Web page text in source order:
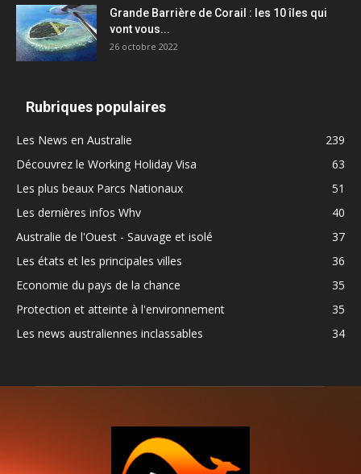
Grande Barrière de Corail : les 10 îles qui
vont vous...
26 octobre 2022
Rubriques populaires
Les News en Australie
239
Découvrez le Working Holiday Visa
63
Les plus beaux Parcs Nationaux
51
Les dernières infos Whv
40
Australie de l'Ouest - Sauvage et isolé
37
Les états et les principales villes
36
Economie du pays de la chance
35
Protection et atteinte à l'environnement
35
Les news australiennes inclassables
34